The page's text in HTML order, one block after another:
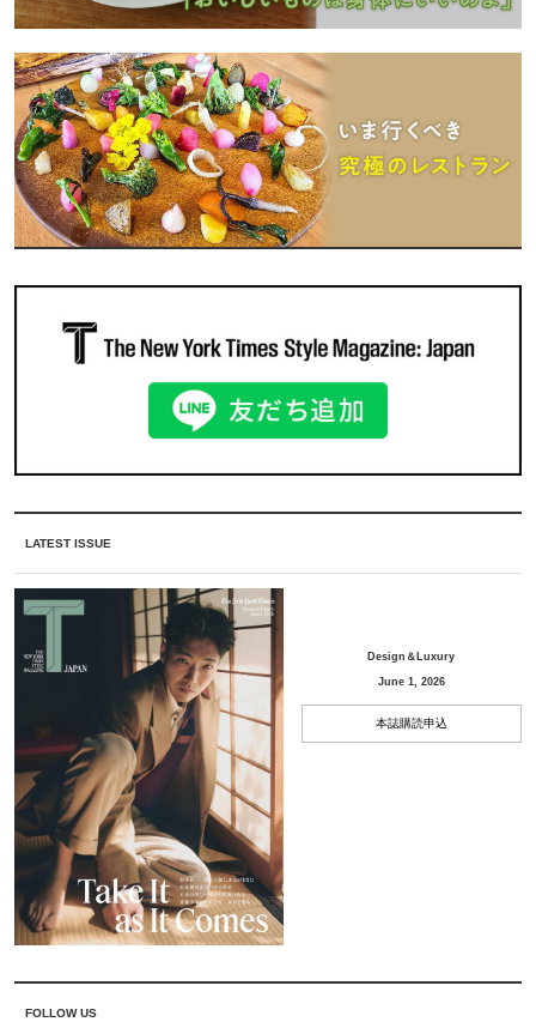
LATEST ISSUE
Design＆Luxury
June 1, 2026
本誌購読申込
FOLLOW US